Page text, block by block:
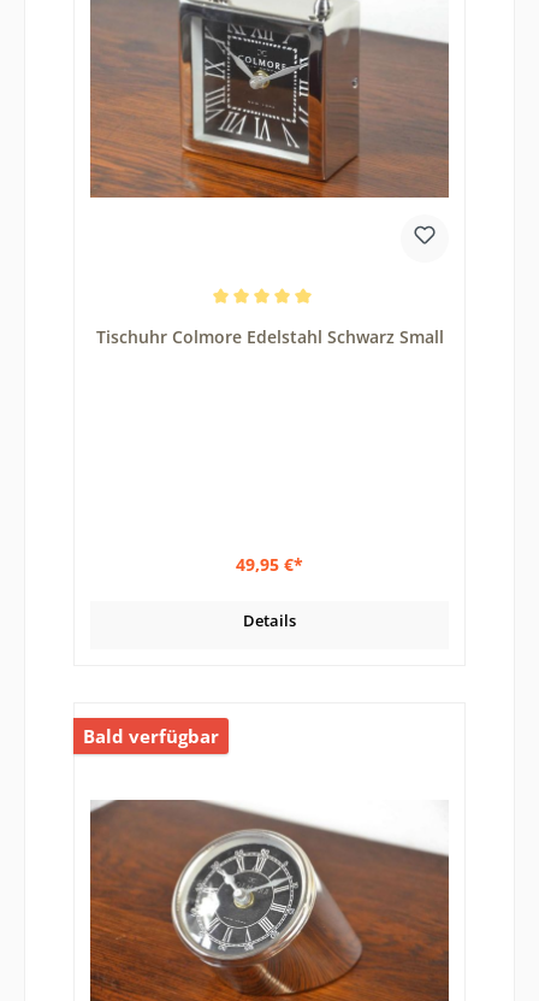
Tischuhr Colmore Edelstahl Schwarz Small
49,95 €*
Details
Bald verfügbar